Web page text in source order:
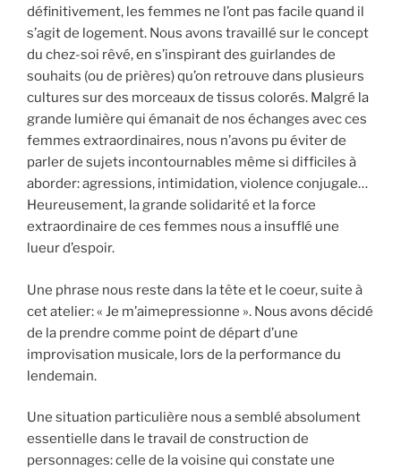
définitivement, les femmes ne l’ont pas facile quand il
s’agit de logement. Nous avons travaillé sur le concept
du chez-soi rêvé, en s’inspirant des guirlandes de
souhaits (ou de prières) qu’on retrouve dans plusieurs
cultures sur des morceaux de tissus colorés. Malgré la
grande lumière qui émanait de nos échanges avec ces
femmes extraordinaires, nous n’avons pu éviter de
parler de sujets incontournables même si difficiles à
aborder: agressions, intimidation, violence conjugale…
Heureusement, la grande solidarité et la force
extraordinaire de ces femmes nous a insufflé une
lueur d’espoir.
Une phrase nous reste dans la tête et le coeur, suite à
cet atelier: « Je m’aimepressionne ». Nous avons décidé
de la prendre comme point de départ d’une
improvisation musicale, lors de la performance du
lendemain.
Une situation particulière nous a semblé absolument
essentielle dans le travail de construction de
personnages: celle de la voisine qui constate une